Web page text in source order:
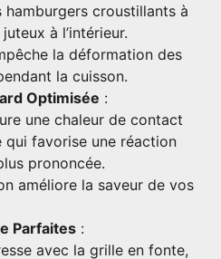
hamburgers croustillants à
à l’intérieur.
la déformation des
la cuisson.
Optimisée :
une chaleur de contact
qui favorise une réaction
prononcée.
améliore la saveur de vos
Parfaites :
avec la grille en fonte,